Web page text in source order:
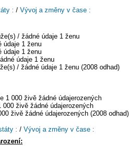
: / Vývoj a změny v čase :
/ žádné údaje 1 ženu
údaje 1 ženu
údaje 1 ženu
údaje 1 ženu
/ žádné údaje 1 ženu (2008 odhad)
1 000 živě žádné údajerozených
živě žádné údajerozených
živě žádné údajerozených (2008 odhad)
: / Vývoj a změny v čase :